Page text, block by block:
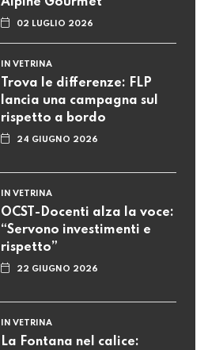
02 LUGLIO 2026
IN VETRINA
Trova le differenze: FLP
lancia una campagna sul
rispetto a bordo
24 GIUGNO 2026
IN VETRINA
OCST-Docenti alza la voce:
“Servono investimenti e
rispetto”
22 GIUGNO 2026
IN VETRINA
La Fontana nel calice: